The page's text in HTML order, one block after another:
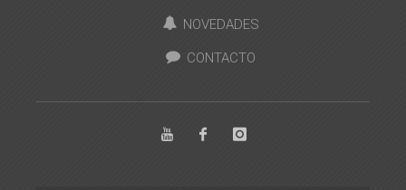
NOVEDADES
CONTACTO